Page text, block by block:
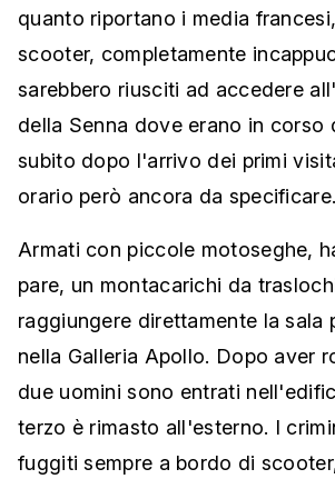
quanto riportano i media
scooter, completamente
sarebbero riusciti ad accedere
della Senna dove erano in corso
subito dopo l'arrivo dei primi
orario però ancora da specificare.
Armati con piccole motoseghe,
pare, un montacarichi da
raggiungere direttamente la sala
nella Galleria Apollo. Dopo aver
due uomini sono entrati
terzo è rimasto all'esterno. I
fuggiti sempre a bordo di